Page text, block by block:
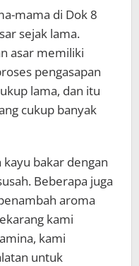
mama di Dok 8
sejak lama.
asar memiliki
pengasapan
lama, dan itu
cukup banyak
bakar dengan
Beberapa juga
aroma
kami
kami
untuk